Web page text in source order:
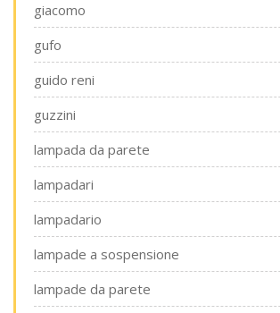
giacomo
gufo
guido reni
guzzini
lampada da parete
lampadari
lampadario
lampade a sospensione
lampade da parete